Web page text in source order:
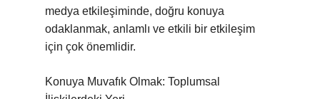
medya etkileşiminde, doğru konuya
odaklanmak, anlamlı ve etkili bir etkileşim
için çok önemlidir.
Konuya Muvafık Olmak: Toplumsal